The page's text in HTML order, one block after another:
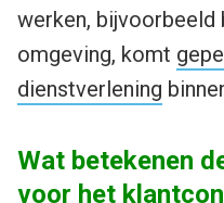
werken, bijvoorbeeld
omgeving, komt
dienstverlening
Wat betekenen
voor het